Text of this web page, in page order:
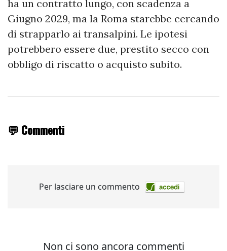
ha un contratto lungo, con scadenza a
Giugno 2029, ma la Roma starebbe cercando
di strapparlo ai transalpini. Le ipotesi
potrebbero essere due, prestito secco con
obbligo di riscatto o acquisto subito.
💬 Commenti